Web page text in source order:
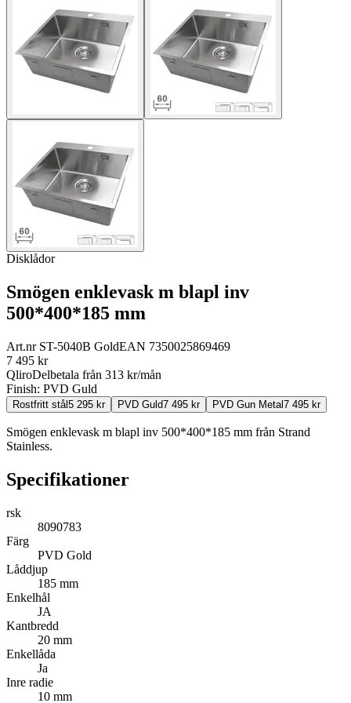
Disklådor
Smögen enklevask m blapl inv
500*400*185 mm
Art.nr ST-5040B GoldEAN 7350025869469
7 495 kr
QliroDelbetala från 313 kr/mån
Finish: PVD Guld
Rostfritt stål 5 295 kr PVD Guld7 495 kr PVD Gun Metal 7 495 kr
Smögen enklevask m blapl inv 500*400*185 mm från Strand
Stainless.
Specifikationer
rsk
8090783
Färg
PVD Gold
Låddjup
185 mm
Enkelhål
JA
Kantbredd
20 mm
Enkellåda
Ja
Inre radie
10 mm